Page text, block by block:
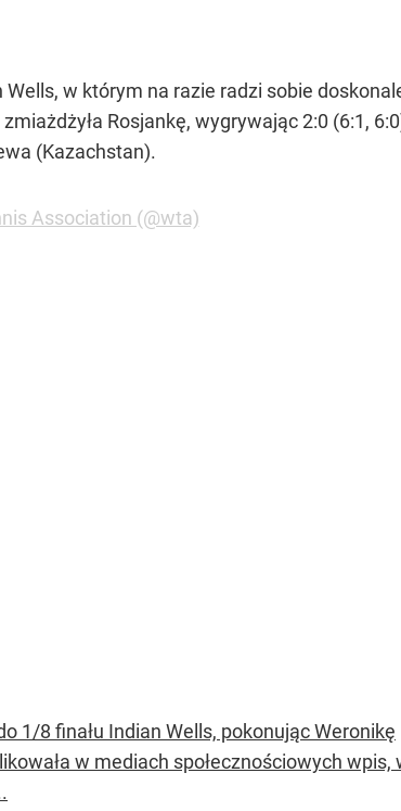
w którym na razie radzi sobie
Rosjankę, wygrywając 2:0 (6:1,
(Kazachstan).
Association (@wta)
1/8 finału Indian Wells, pokonując Weronikę
w mediach społecznościowych wpis,